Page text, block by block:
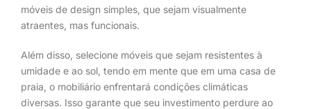
móveis de design simples, que sejam visualmente
atraentes, mas funcionais.
Além disso, selecione móveis que sejam resistentes à
umidade e ao sol, tendo em mente que em uma casa de
praia, o mobiliário enfrentará condições climáticas
diversas. Isso garante que seu investimento perdure ao